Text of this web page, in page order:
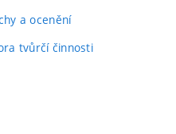
a ocenění
tvůrčí činnosti